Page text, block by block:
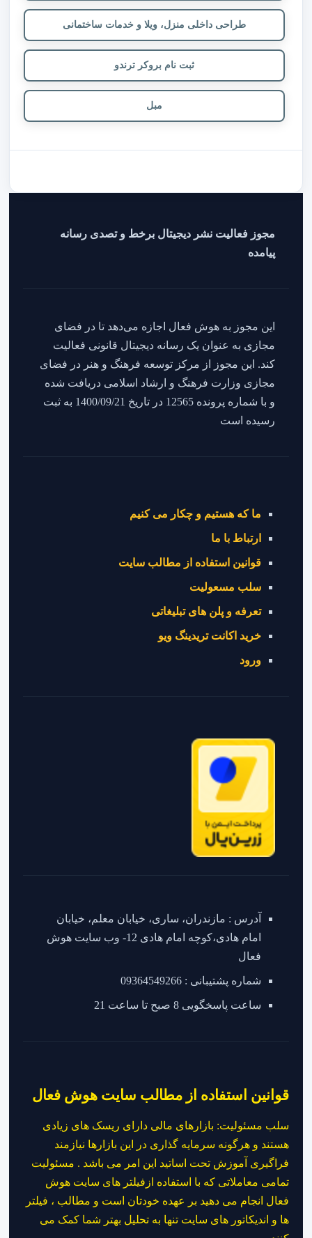
طراحی داخلی منزل، ویلا و خدمات ساختمانی
ثبت نام بروکر ترندو
مبل
مجوز فعالیت نشر دیجیتال برخط و تصدی رسانه
پیامده
این مجوز به هوش فعال اجازه می‌دهد تا در فضای
مجازی به عنوان یک رسانه دیجیتال قانونی فعالیت
کند. این مجوز از مرکز توسعه فرهنگ و هنر در فضای
مجازی وزارت فرهنگ و ارشاد اسلامی دریافت شده
و با شماره پرونده 12565 در تاریخ 1400/09/21 به ثبت
رسیده است
ما که هستیم و چکار می کنیم
ارتباط با ما
قوانین استفاده از مطالب سایت
سلب مسعولیت
تعرفه و پلن های تبلیغاتی
خرید اکانت تریدینگ ویو
ورود
آدرس : مازندران، ساری، خیابان معلم، خیابان
امام هادی،کوچه امام هادی 12- وب سایت هوش
فعال
شماره پشتیبانی : 09364549266
ساعت پاسخگویی 8 صبح تا ساعت 21
قوانین استفاده از مطالب سایت هوش فعال
سلب مسئولیت: بازارهای مالی دارای ریسک های زیادی
هستند و هرگونه سرمایه گذاری در این بازارها نیازمند
فراگیری آموزش تحت اساتید این امر می باشد . مسئولیت
تمامی معاملاتی که با استفاده ازفیلتر های سایت هوش
فعال انجام می دهید بر عهده خودتان است و مطالب ، فیلتر
ها و اندیکاتور های سایت تنها به تحلیل بهتر شما کمک می